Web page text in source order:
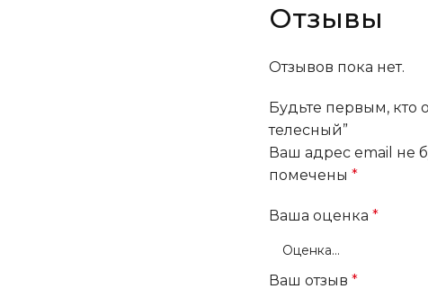
Отзывы
Отзывов пока нет.
Будьте первым, кто
телесный”
Ваш адрес email не
помечены*
Ваша оценка*
Ваш отзыв*